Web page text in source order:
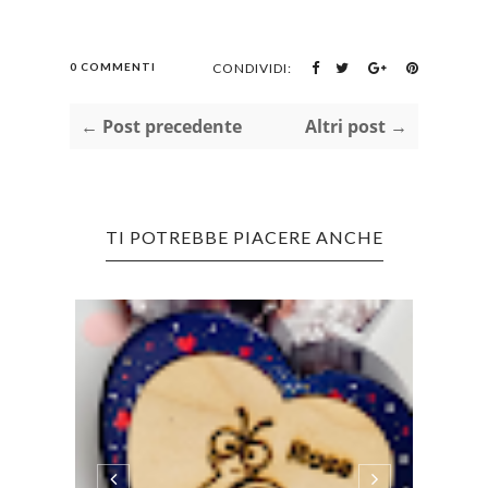
0 COMMENTI CONDIVIDI:
← Post precedente Altri post →
TI POTREBBE PIACERE ANCHE